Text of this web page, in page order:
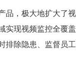
品，极大地扩大了
实现视频监控全覆
排除隐患、监督员